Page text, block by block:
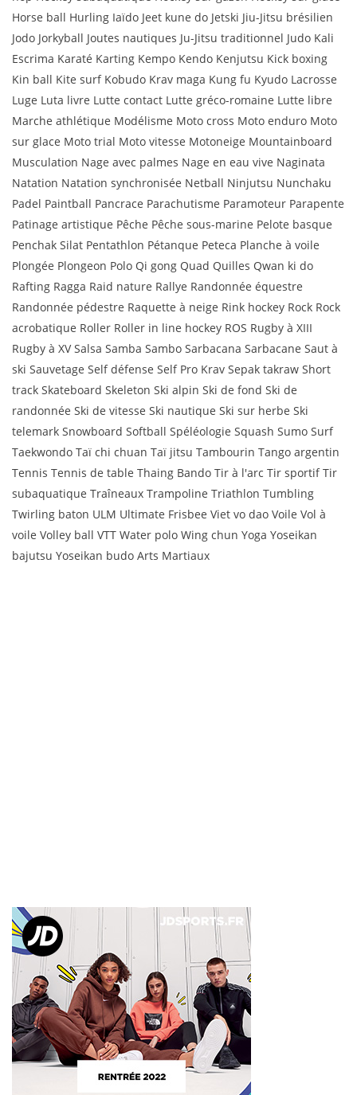
Horse ball Hurling Iaïdo Jeet kune do Jetski Jiu-Jitsu brésilien
Jodo Jorkyball Joutes nautiques Ju-Jitsu traditionnel Judo Kali
Escrima Karaté Karting Kempo Kendo Kenjutsu Kick boxing
Kin ball Kite surf Kobudo Krav maga Kung fu Kyudo Lacrosse
Luge Luta livre Lutte contact Lutte gréco-romaine Lutte libre
Marche athlétique Modélisme Moto cross Moto enduro Moto
sur glace Moto trial Moto vitesse Motoneige Mountainboard
Musculation Nage avec palmes Nage en eau vive Naginata
Natation Natation synchronisée Netball Ninjutsu Nunchaku
Padel Paintball Pancrace Parachutisme Paramoteur Parapente
Patinage artistique Pêche Pêche sous-marine Pelote basque
Penchak Silat Pentathlon Pétanque Peteca Planche à voile
Plongée Plongeon Polo Qi gong Quad Quilles Qwan ki do
Rafting Ragga Raid nature Rallye Randonnée équestre
Randonnée pédestre Raquette à neige Rink hockey Rock Rock
acrobatique Roller Roller in line hockey ROS Rugby à XIII
Rugby à XV Salsa Samba Sambo Sarbacana Sarbacane Saut à
ski Sauvetage Self défense Self Pro Krav Sepak takraw Short
track Skateboard Skeleton Ski alpin Ski de fond Ski de
randonnée Ski de vitesse Ski nautique Ski sur herbe Ski
telemark Snowboard Softball Spéléologie Squash Sumo Surf
Taekwondo Taï chi chuan Taï jitsu Tambourin Tango argentin
Tennis Tennis de table Thaing Bando Tir à l'arc Tir sportif Tir
subaquatique Traîneaux Trampoline Triathlon Tumbling
Twirling baton ULM Ultimate Frisbee Viet vo dao Voile Vol à
voile Volley ball VTT Water polo Wing chun Yoga Yoseikan
bajutsu Yoseikan budo Arts Martiaux